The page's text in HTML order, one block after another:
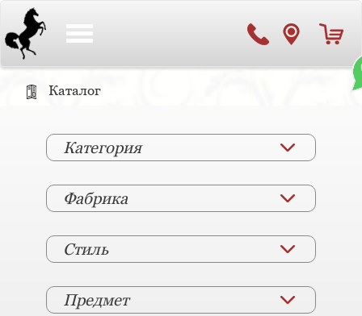
Каталог
Категория
Фабрика
Стиль
Предмет